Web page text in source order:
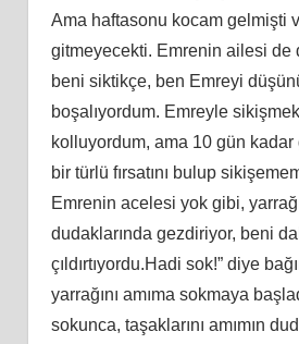
Ama haftasonu kocam gelmişti
gitmeyecekti. Emrenin ailesi de
beni siktikçe, ben Emreyi
boşalıyordum. Emreyle
kolluyordum, ama 10 gün
bir türlü fırsatını bulup
Emrenin acelesi yok gibi,
dudaklarında gezdiriyor, beni
çıldırtıyordu.Hadi sok!” diye
yarrağını amıma sokmaya
sokunca, taşaklarını amımın